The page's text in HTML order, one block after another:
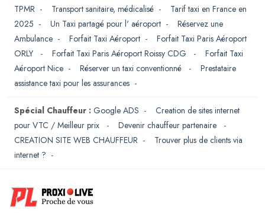
TPMR - Transport sanitaire, médicalisé - Tarif taxi en France en
2025 - Un Taxi partagé pour l' aéroport - Réservez une
Ambulance - Forfait Taxi Aéroport - Forfait Taxi Paris Aéroport
ORLY
- Forfait Taxi Paris Aéroport Roissy CDG - Forfait Taxi
Aéroport Nice - Réserver un taxi conventionné - Prestataire
assistance taxi pour les assurances -
Spécial Chauffeur : Google ADS - Creation de sites internet
pour VTC / Meilleur prix
- Devenir chauffeur partenaire
-
CREATION SITE WEB CHAUFFEUR - Trouver plus de clients via
internet ? -